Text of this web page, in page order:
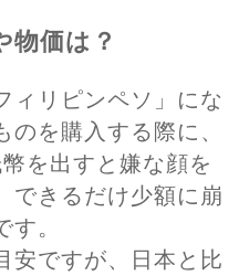
物価は？
ィリピンペソ」にな
のを購入する際に、
を出すと嫌な顔を
できるだけ少額に崩
。
安ですが、日本と比